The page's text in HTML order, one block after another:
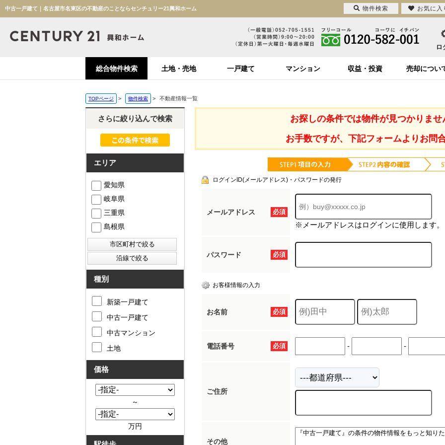
中古一戸建て｜名古屋市名東区の不動産のことならセンチュリー21興和ホーム
総合物件検索 土地・売地 一戸建て マンション 収益・投資 売却につい
TOPページ > 物件検索 > 不動産情報一覧
お探しの条件では物件が見つかりませ
お手数ですが、下記フォームよりお問
ログインID(メールアドレス)・パスワードの発行
必須
メールアドレス
※メールアドレスはログインに使用します。
必須
パスワード
お客様情報の入力
必須
お名前
必須
電話番号 - -
ご住所
その他
さらに絞り込んで検索
エリア
愛知県
岐阜県
三重県
島根県
種別
新築一戸建て
中古一戸建て
中古マンション
土地
価格
～
万円
物件検索 お気に入